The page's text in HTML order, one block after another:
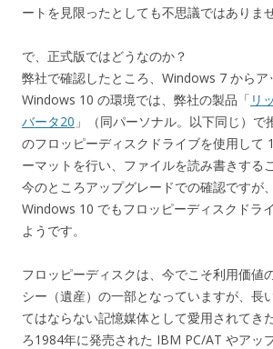
ートを見限ったとしても不思議ではありませ
で、正式版ではどうなのか？
弊社で確認したところ、Windows 7 からア
Windows 10 の環境では、弊社の製品「 リ
バータ20 」（同パーソナル。以下同じ）で
のフロッピーディスクドライブを使用して
ーマットを行い、ファイルを読み書きする
今のところアップグレードでの確認ですが
Windows 10 でもフロッピーディスクドラ
ようです。
フロッピーディスクは、今でこそ利用価値
シー（遺産）の一部となっていますが、長
てはならない記憶媒体として愛用されてき
ろ1984年に発売された IBM PC/AT やアッ